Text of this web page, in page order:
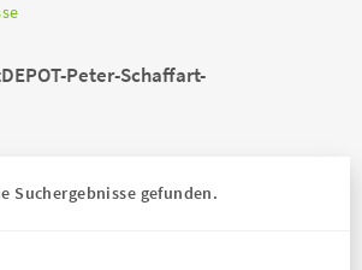
Peter-Schaffart-
Suchergebnisse gefunden.